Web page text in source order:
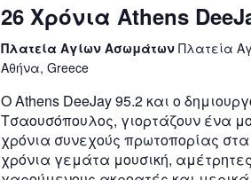
26 Χρόνια Athens
Πλατεία Αγίων ΑσωμάτωνΠλατεία
Αθήνα, Greece
Ο Athens DeeJay 95.2 και ο
Τσαουσόπουλος, γιορτάζουν ένα
χρόνια συνεχούς πρωτοπορίας
χρόνια γεμάτα μουσική,